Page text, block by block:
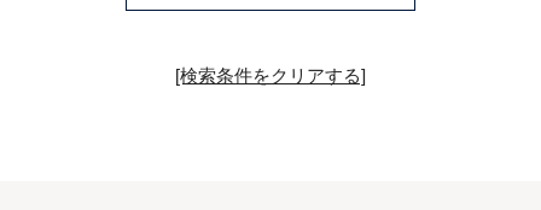
[検索条件をクリアする]